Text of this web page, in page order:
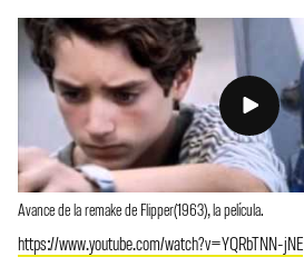
Avance de la remake de Flipper(1963), la película.
https://www.youtube.com/watch?v=YQRbTNN-jNE